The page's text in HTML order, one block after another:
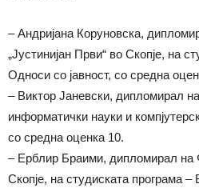
– Андријана Коруновска,
„Јустинијан Први“ во Скопје, на
Односи со јавност, со средна
– Виктор Јаневски, дипломирал
информатички науки и
со средна оценка 10.
– Ерблир Браими, дипломирал на
Скопје, на студиската програма